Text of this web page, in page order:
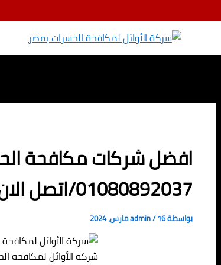
افضل شركات مكافحة
01080892037/اتصل الان
بواسطة admin/16 مارس، 2024
شركة الأوائل لمكافحة الحشرات